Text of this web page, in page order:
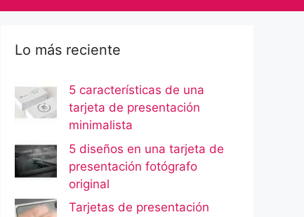
Lo más reciente
5 características de una
tarjeta de presentación
minimalista
5 diseños en una tarjeta de
presentación fotógrafo
original
Tarjetas de presentación